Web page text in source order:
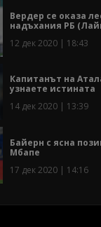
Вердер се оказа
надъхания РБ
12 дек 2020 | 18:43
Капитанът на
узнаете истината
14 дек 2020 | 13:39
Байерн с ясна
Мбапе
17 дек 2020 | 14:16